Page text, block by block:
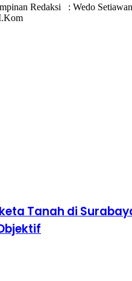
Redaksi : Wedo
Tanah di